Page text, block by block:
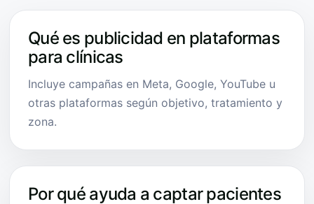
Qué es publicidad en plataformas
para clínicas
Incluye campañas en Meta, Google, YouTube u
otras plataformas según objetivo, tratamiento y
zona.
Por qué ayuda a captar pacientes